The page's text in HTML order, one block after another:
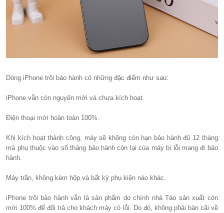
Dòng iPhone trôi bảo hành có những đặc điểm như sau:
iPhone vẫn còn nguyên mới và chưa kích hoạt.
Điện thoại mới hoàn toàn 100%.
Khi kích hoạt thành công, máy sẽ không còn hạn bảo hành đủ 12 tháng
mà phụ thuộc vào số tháng bảo hành còn lại của máy bị lỗi mang đi bảo
hành.
Máy trần, không kèm hộp và bất kỳ phụ kiện nào khác.
iPhone trôi bảo hành vẫn là sản phẩm do chính nhà Táo sản xuất còn
mới 100% để đổi trả cho khách máy có lỗi. Do đó, không phải bàn cãi về